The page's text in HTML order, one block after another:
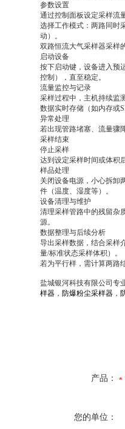
参数设置
通过控制面板设定采样流
选择工作模式：两路同时
动）。
双路恒流大气采样器采样
启动设备
按下启动键，设备进入预
控制），直至稳定。
流量监控与记录
采样过程中，主机持续监
数据实时存储（如内存或
异常处理
若出现管路堵塞、流量骤
采样结束
停止采样
达到设定采样时间或体积
样品处理
关闭设备电源，小心拆卸
件（温度、湿度等）。
设备清理与维护
清理采样管路中的残留杂
源。
数据整理与后续分析
导出采样数据，结合采样
量/标准状态采样体积）。
若为平行样，需计算两路
盐城银河科技有限公司专
样器 ， 防爆粉尘采样器 ，
产品：
您的单位：